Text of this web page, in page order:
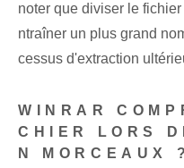
noter que diviser le
ntraîner un plus grand
cessus d'extraction
WINRAR
CHIER LORS
N MORCEAUX ?